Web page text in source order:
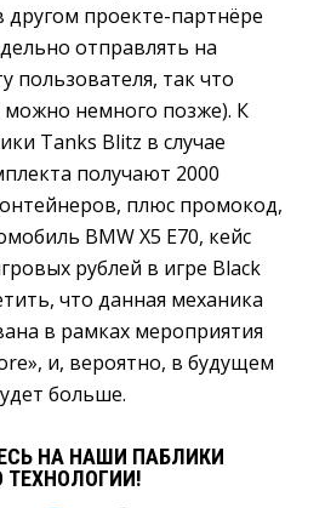
другом проекте-партнёре
отправлять на
пользователя, так что
можно немного позже). К
Tanks Blitz в случае
получают 2000
плюс промокод,
BMW X5 E70, кейс
рублей в игре Black
что данная механика
в рамках мероприятия
и, вероятно, в будущем
больше.
НА НАШИ ПАБЛИКИ
ТЕХНОЛОГИИ!